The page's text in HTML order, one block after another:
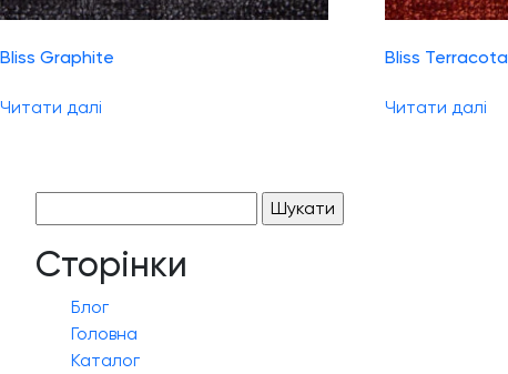
Bliss Graphite
Читати далі
Bliss Terracota
Читати далі
Сторінки
Блог
Головна
Каталог